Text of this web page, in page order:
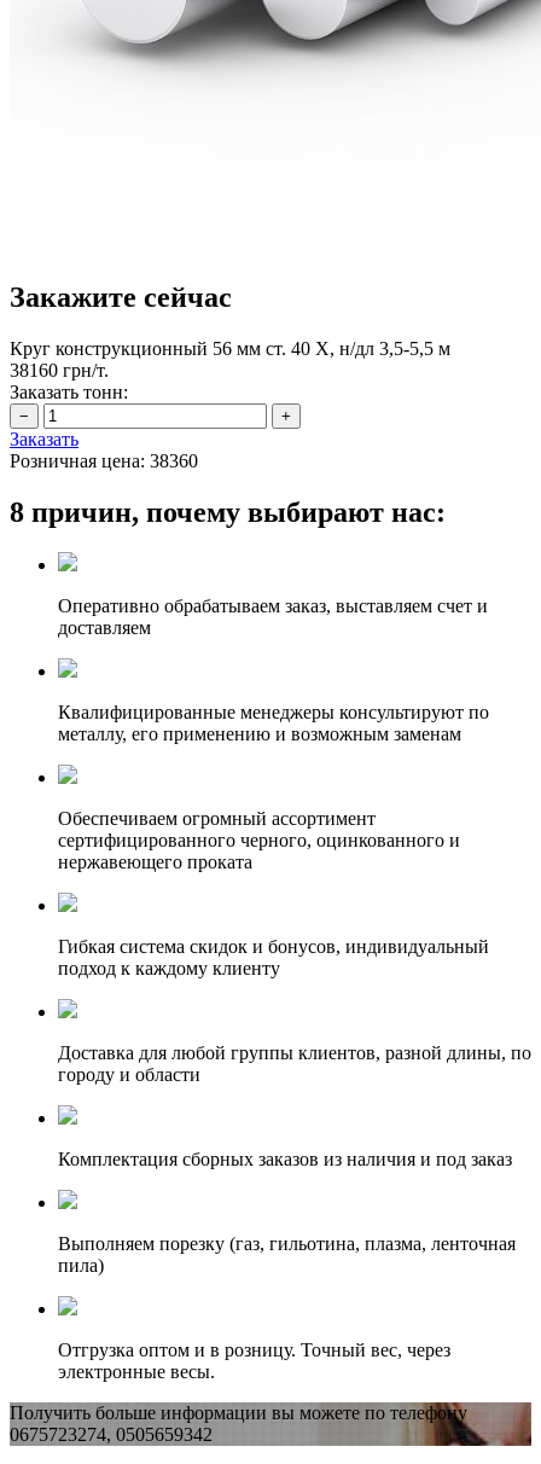
Закажите сейчас
Круг конструкционный 56 мм ст. 40 Х, н/дл 3,5-5,5 м
38160 грн/т.
Заказать тонн:
Заказать
Розничная цена: 38360
8 причин, почему выбирают нас:
Оперативно обрабатываем заказ, выставляем счет и
доставляем
Квалифицированные менеджеры консультируют по
металлу, его применению и возможным заменам
Обеспечиваем огромный ассортимент
сертифицированного черного, оцинкованного и
нержавеющего проката
Гибкая система скидок и бонусов, индивидуальный
подход к каждому клиенту
Доставка для любой группы клиентов, разной длины, по
городу и области
Комплектация сборных заказов из наличия и под заказ
Выполняем порезку (газ, гильотина, плазма, ленточная
пила)
Отгрузка оптом и в розницу. Точный вес, через
электронные весы.
Получить больше информации вы можете по телефону
0675723274, 0505659342